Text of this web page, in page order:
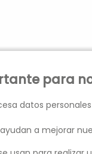
para
datos
a mejorar